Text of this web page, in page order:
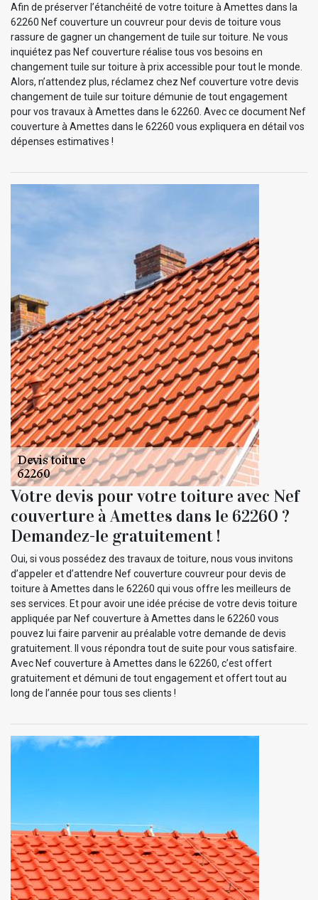
Afin de préserver l’étanchéité de votre toiture à Amettes dans la
62260 Nef couverture un couvreur pour devis de toiture vous
rassure de gagner un changement de tuile sur toiture. Ne vous
inquiétez pas Nef couverture réalise tous vos besoins en
changement tuile sur toiture à prix accessible pour tout le monde.
Alors, n’attendez plus, réclamez chez Nef couverture votre devis
changement de tuile sur toiture démunie de tout engagement
pour vos travaux à Amettes dans le 62260. Avec ce document Nef
couverture à Amettes dans le 62260 vous expliquera en détail vos
dépenses estimatives !
Votre devis pour votre toiture avec Nef
couverture à Amettes dans le 62260 ?
Demandez-le gratuitement !
Oui, si vous possédez des travaux de toiture, nous vous invitons
d’appeler et d’attendre Nef couverture couvreur pour devis de
toiture à Amettes dans le 62260 qui vous offre les meilleurs de
ses services. Et pour avoir une idée précise de votre devis toiture
appliquée par Nef couverture à Amettes dans le 62260 vous
pouvez lui faire parvenir au préalable votre demande de devis
gratuitement. Il vous répondra tout de suite pour vous satisfaire.
Avec Nef couverture à Amettes dans le 62260, c’est offert
gratuitement et démuni de tout engagement et offert tout au
long de l’année pour tous ses clients !